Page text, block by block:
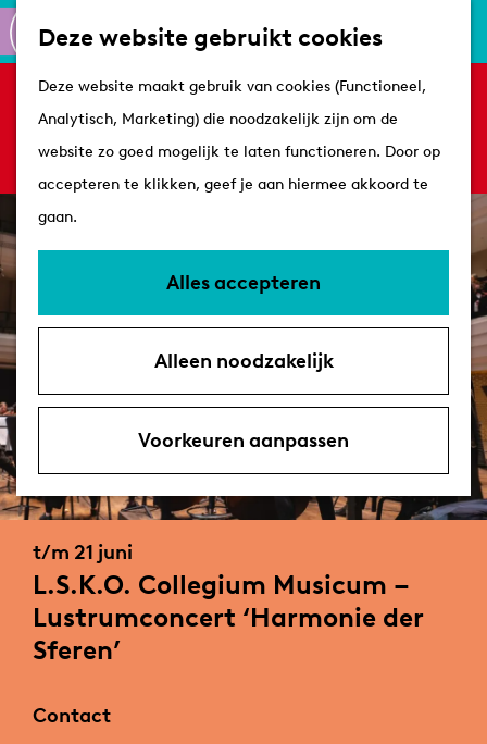
Deze website gebruikt cookies
Deze website maakt gebruik van cookies (Functioneel,
Analytisch, Marketing) die noodzakelijk zijn om de
website zo goed mogelijk te laten functioneren. Door op
accepteren te klikken, geef je aan hiermee akkoord te
gaan.
Alles accepteren
Alleen noodzakelijk
Voorkeuren aanpassen
r
d
e
h
o
m
e
p
a
K
a
r
t
Z
e
k
e
n
e
n
u
Routes
Winkelen
Plan je bezoek
Tips
Arrangementen
parkeren
Sorry, deze activiteit is niet meer beschikbaar.
Bekijk het actuele aanbodvoor de beschikbare
opties.
t/m 21 juni
L.S.K.O. Collegium Musicum –
Lustrumconcert ‘Harmonie der
Sferen’
Contact